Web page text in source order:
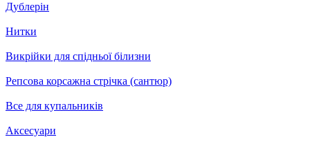
Дублерін
Нитки
Викрійки для спідньої білизни
Репсова корсажна стрічка (сантюр)
Все для купальників
Аксесуари